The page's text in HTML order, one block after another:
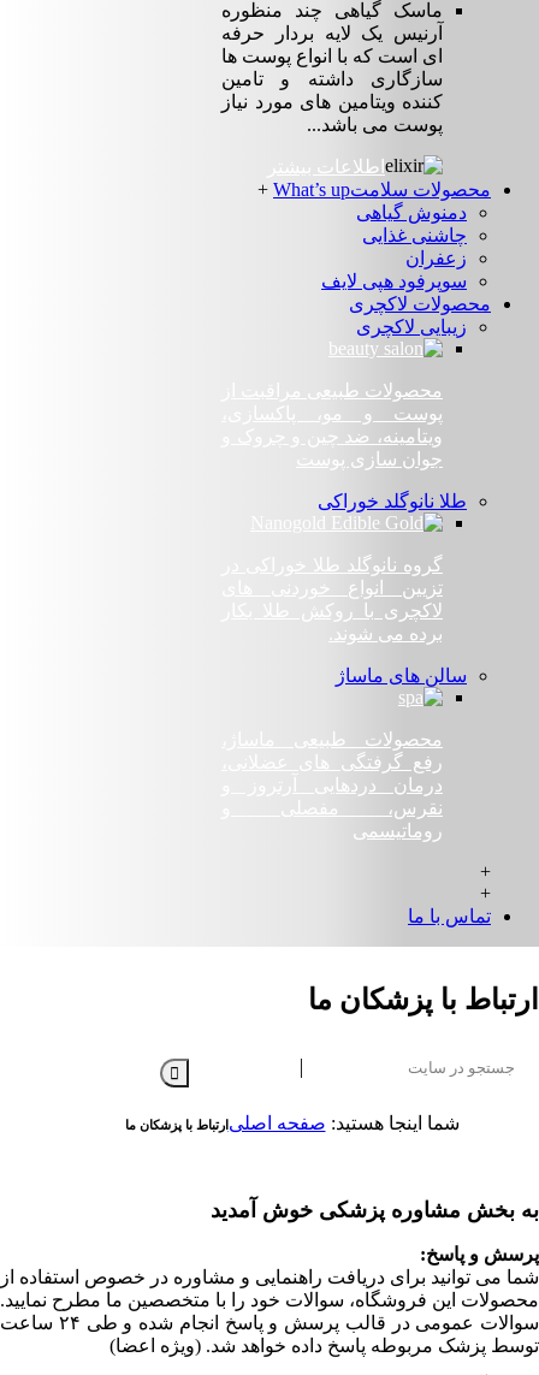
ماسک گیاهی چند منظوره
آرنیس یک لایه بردار حرفه
ای است که با انواع پوست ها
سازگاری داشته و تامین
کننده ویتامین های مورد نیاز
پوست می باشد...
اطلاعات بیشتر
محصولات سلامتWhat’s up
دمنوش گیاهی
چاشنی غذایی
زعفران
سوپرفود هپی لایف
+
محصولات لاکچری
زیبایی لاکچری
محصولات طبیعی مراقبت از
پوست و مو، پاکسازی،
ویتامینه، ضد چین و چروک و
جوان سازی پوست
طلا نانوگلد خوراکی
گروه نانوگلد طلا خوراکی در
تزیین انواع خوردنی های
لاکچری با روکش طلا بکار
برده می شوند.
سالن های ماساژ
محصولات طبیعی ماساژ،
رفع گرفتگی های عضلانی،
درمان دردهايی آرتروز و
نقرس، مفصلی و
روماتيسمی
+
+
تماس با ما
ارتباط با پزشکان ما
شما اینجا هستید: صفحه اصلیارتباط با پزشکان ما
به بخش مشاوره پزشکی خوش آمدید
پرسش و پاسخ:
شما می توانید برای دریافت راهنمایی و مشاوره در خصوص استفاده از
محصولات این فروشگاه، سوالات خود را با متخصصین ما مطرح نمایید.
سوالات عمومی در قالب پرسش و پاسخ انجام شده و طی ۲۴ ساعت
توسط پزشک مربوطه پاسخ داده خواهد شد. (ویژه اعضا)